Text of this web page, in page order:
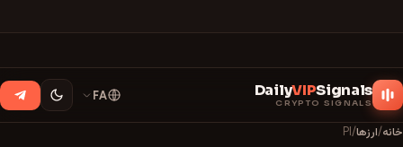
DailyVIPSignals
CRYPTO SIGNALS
FA
خانه/ارزها/
PI